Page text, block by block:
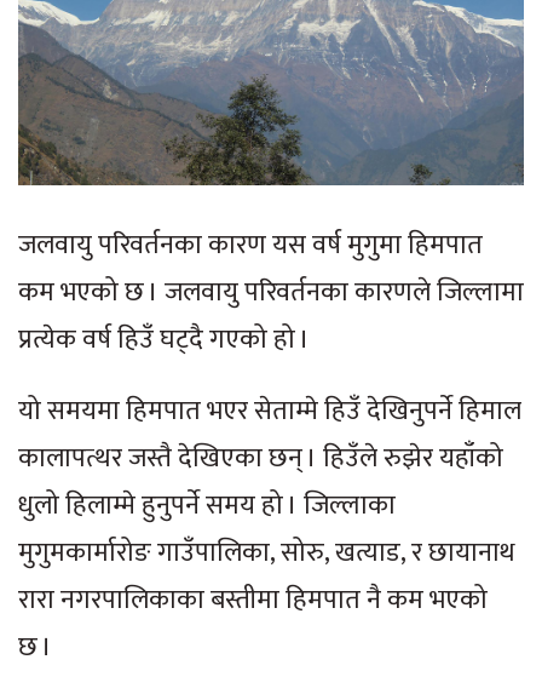
जलवायु परिवर्तनका कारण यस वर्ष मुगुमा हिमपात
कम भएको छ । जलवायु परिवर्तनका कारणले जिल्लामा
प्रत्येक वर्ष हिउँ घट्दै गएको हो ।
यो समयमा हिमपात भएर सेताम्मे हिउँ देखिनुपर्ने हिमाल
कालापत्थर जस्तै देखिएका छन् । हिउँले रुझेर यहाँको
धुलो हिलाम्मे हुनुपर्ने समय हो । जिल्लाका
मुगुमकार्मारोङ गाउँपालिका, सोरु, खत्याड, र छायानाथ
रारा नगरपालिकाका बस्तीमा हिमपात नै कम भएको
छ ।